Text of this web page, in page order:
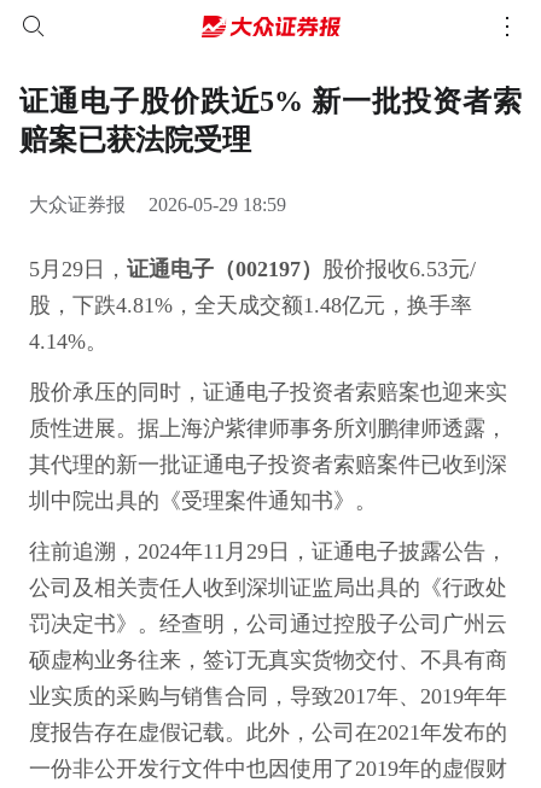
证通电子股价跌近5% 新一批投资者索
赔案已获法院受理
大众证券报 2026-05-29 18:59
5月29日， 证通电子（002197） 股价报收6.53元/
股，下跌4.81%，全天成交额1.48亿元，换手率
4.14%。
股价承压的同时，证通电子投资者索赔案也迎来实
质性进展。据上海沪紫律师事务所刘鹏律师透露，
其代理的新一批证通电子投资者索赔案件已收到深
圳中院出具的《受理案件通知书》。
往前追溯，2024年11月29日，证通电子披露公告，
公司及相关责任人收到深圳证监局出具的《行政处
罚决定书》。经查明，公司通过控股子公司广州云
硕虚构业务往来，签订无真实货物交付、不具有商
业实质的采购与销售合同，导致2017年、2019年年
度报告存在虚假记载。此外，公司在2021年发布的
一份非公开发行文件中也因使用了2019年的虚假财